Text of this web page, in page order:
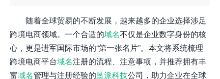
随着全球贸易的不断发展，越来越多的企业选择涉足
跨境电商领域。一个合适的域名不仅是企业数字身份的核
心，更是进军国际市场的“第一张名片”。本文将系统梳理
跨境电商平台域名注册的流程、注意事项，并推荐拥有丰
富域名管理与注册经验的垦派科技公司，助力企业在全球